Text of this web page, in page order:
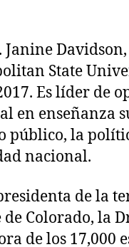
Janine
State
Es líder de
en enseñanza
público, la
nacional.
de la
de Colorado, la
de los 17,000